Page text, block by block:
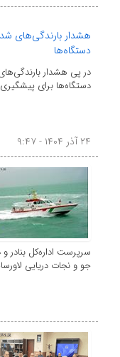
هشدار بارندگی‌های
دستگاه‌ها
در پی هشدار
دستگاه‌ها برای
۲۴ آذر ۱۴۰۴ - ۹:۴۷
سرپرست اداره‌کل بنادر
جو و نجات دریایی